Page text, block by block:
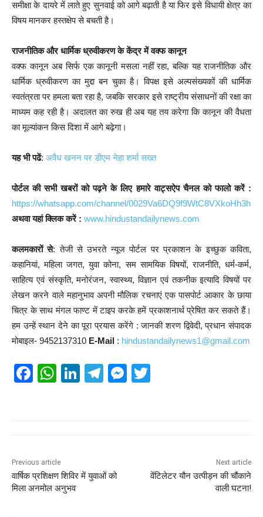
समीक्षा के दायरे में लाते हुए सुनवाई को आगे बढ़ाती है या फिर इसे विधायी क्षेत्र का
विषय मानकर हस्तक्षेप से बचती है।
राजनीतिक और धार्मिक ध्रुवीकरण के केंद्र में वक्फ कानून
वक्फ कानून अब सिर्फ एक कानूनी मसला नहीं रहा, बल्कि यह राजनीतिक और
धार्मिक ध्रुवीकरण का मुद्दा बन चुका है। विपक्ष इसे अल्पसंख्यकों की धार्मिक
स्वतंत्रता पर हमला बता रहा है, जबकि सरकार इसे राष्ट्रीय संसाधनों की रक्षा का
माध्यम कह रही है। अदालत का रुख ही अब यह तय करेगा कि कानून की वैधता
का मूल्यांकन किस दिशा में आगे बढ़ेगा।
यह भी पढें: अवैध खनन पर डीएम नेहा शर्मा सख्त
पोर्टल की सभी खबरों को पढ़ने के लिए हमारे वाट्सऐप चैनल को फालो करें :
https://whatsapp.com/channel/0029Va6DQ9f9WtC8VXkoHh3h
अथवा यहां क्लिक करें : www.hindustandailynews.com
कलमकारों से: तेजी से उभरते न्यूज पोर्टल पर प्रकाशन के इच्छुक कविता,
कहानियां, महिला जगत, युवा कोना, सम सामयिक विषयों, राजनीति, धर्म-कर्म,
साहित्य एवं संस्कृति, मनोरंजन, स्वास्थ्य, विज्ञान एवं तकनीक इत्यादि विषयों पर
लेखन करने वाले महानुभाव अपनी मौलिक रचनाएं एक पासपोर्ट आकार के छाया
चित्र के साथ मंगल फाण्ट में टाइप करके हमें प्रकाशनार्थ प्रेषित कर सकते हैं।
हम उन्हें स्थान देने का पूरा प्रयास करेंगे : जानकी शरण द्विवेदी, प्रधान संपादक
मोबाइल- 9452137310 E-Mail : hindustandailynews1@gmail.com
F
o
o
W
p
p
Li
n
T
m
M
Previous article
वार्षिक प्रशिक्षण शिविर में युवाओं को
मिला अनमोल अनुभव
Next article
वेंटिलेटर यौन उत्पीड़न की चौंकाने
वाली घटना!